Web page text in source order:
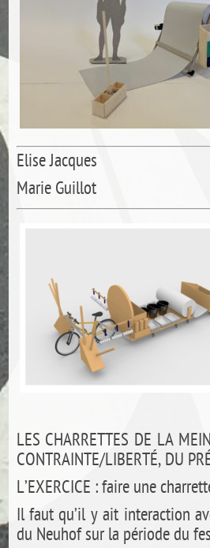
Elise Jacques
Marie Guillot
LES CHARRETTES DE LA
CONTRAINTE/LIBERTÉ, DU
L’EXERCICE : faire une
Il faut qu’il y ait interaction
du Neuhof sur la période du